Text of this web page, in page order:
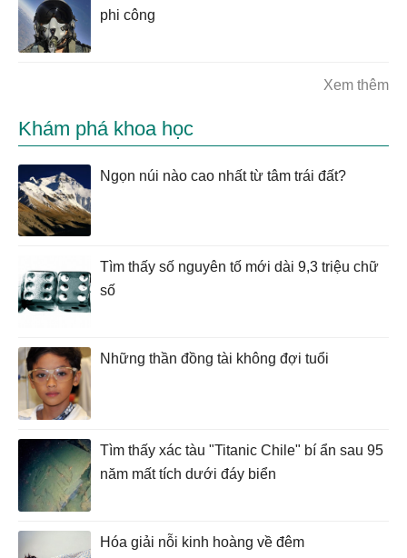
phi công
Xem thêm
Khám phá khoa học
Ngọn núi nào cao nhất từ tâm trái đất?
Tìm thấy số nguyên tố mới dài 9,3 triệu chữ
số
Những thần đồng tài không đợi tuổi
Tìm thấy xác tàu "Titanic Chile" bí ẩn sau 95
năm mất tích dưới đáy biển
Hóa giải nỗi kinh hoàng về đêm